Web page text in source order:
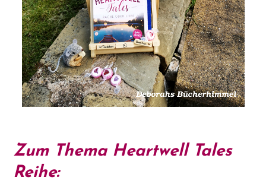
Zum Thema Heartwell Tales
Reihe: